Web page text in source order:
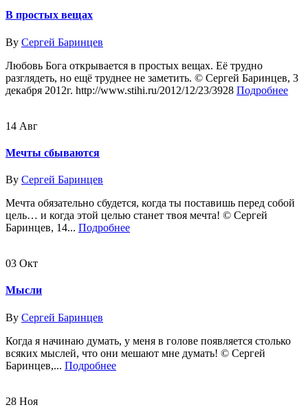
В простых вещах
By Сергей Баринцев
Любовь Бога открывается в простых вещах. Её трудно
разглядеть, но ещё труднее не заметить. © Сергей Баринцев, 3
декабря 2012г. http://www.stihi.ru/2012/12/23/3928 Подробнее
14 Авг
Мечты сбываются
By Сергей Баринцев
Мечта обязательно сбудется, когда ты поставишь перед собой
цель… и когда этой целью станет твоя мечта! © Сергей
Баринцев, 14... Подробнее
03 Окт
Мысли
By Сергей Баринцев
Когда я начинаю думать, у меня в голове появляется столько
всяких мыслей, что они мешают мне думать! © Сергей
Баринцев,... Подробнее
28 Ноя